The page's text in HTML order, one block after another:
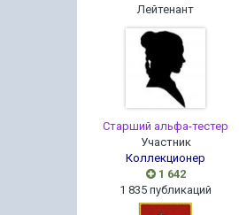
Лейтенант
Старший альфа-тестер
Участник
Коллекционер
1 642
1 835 публикаций